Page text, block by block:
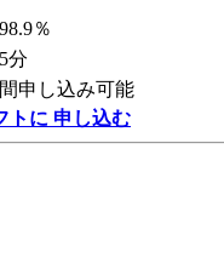
％
分
申し込み可能
トに 申し込む